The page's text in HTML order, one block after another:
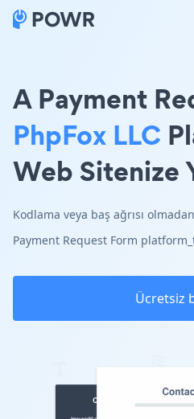
A Payment
PhpFox LLC
Web Sitenize
Kodlama veya baş ağrısı
Payment Request Form
Ücretsiz